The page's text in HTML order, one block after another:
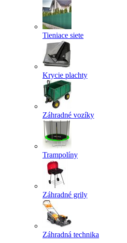
Tieniace siete
Krycie plachty
Záhradné vozíky
Trampolíny
Záhradné grily
Záhradná technika